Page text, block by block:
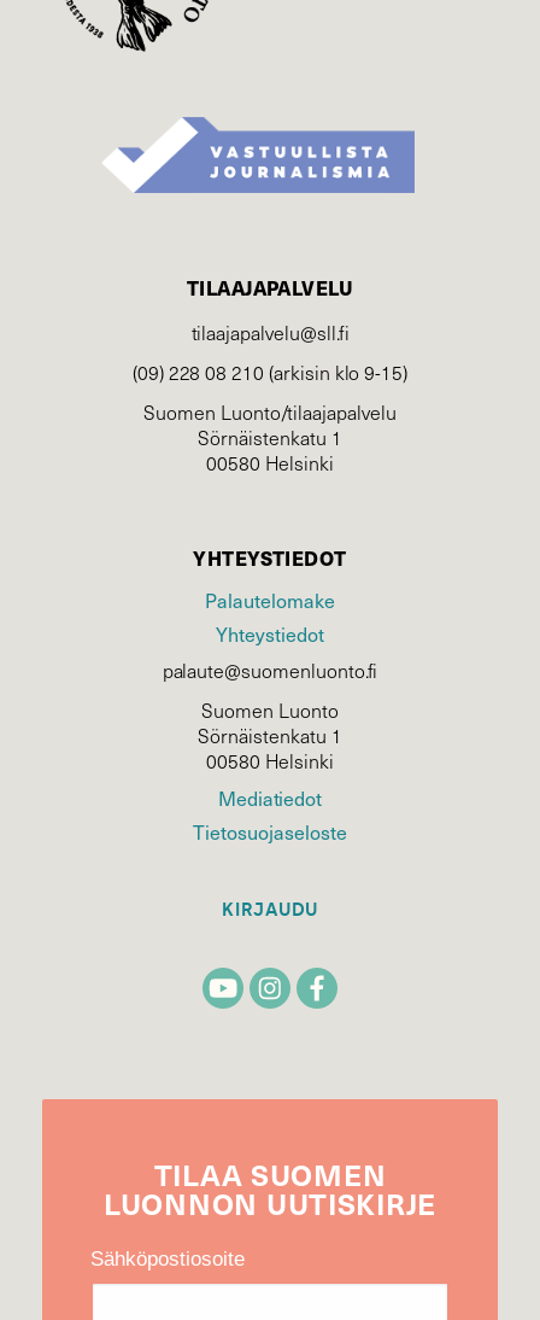
TILAAJAPALVELU
tilaajapalvelu@sll.fi
(09) 228 08 210 (arkisin klo 9-15)
Suomen Luonto/tilaajapalvelu
Sörnäistenkatu 1
00580 Helsinki
YHTEYSTIEDOT
Palautelomake
Yhteystiedot
palaute@suomenluonto.fi
Suomen Luonto
Sörnäistenkatu 1
00580 Helsinki
Mediatiedot
Tietosuojaseloste
KIRJAUDU
TILAA SUOMEN
LUONNON UUTIS­KIRJE
Sähköpostiosoite